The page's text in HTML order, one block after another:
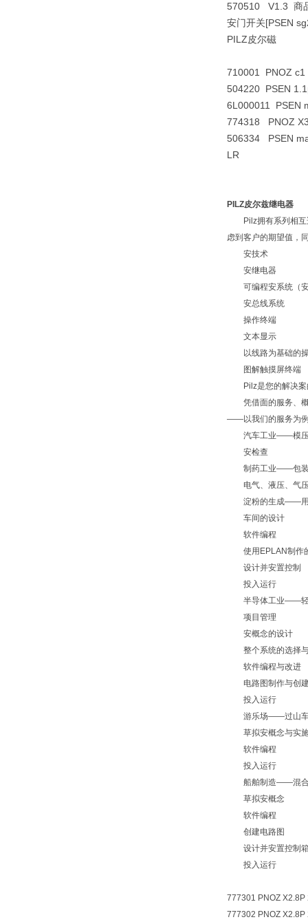
570510 V1.3 商
安门开关[PSEN
PILZ皮尔磁
710001 PNOZ c1
504220 PSEN
6L000011 PSEN
774318 PNOZ
506334 PSEN
LR
PILZ皮尔兹继电器
Pilz拥有系列相互
虑到客户的期望值，
安技术
安继电器
可编程安系统（
安总线系统
操作终端
文本显示
以线路为基础的操
图解触摸屏终端
Pilz是您的解决案
凭借面的服务、概
——以我们的服务为
汽车工业——模压
安检查
制药工业——包装
电气、液压、气压
淀粉的生成——用
车间的设计
软件编程
使用EPLAN制作
设计并安置控制
投入运行
半导体工业——轻
项目管理
安概念的设计
整个系统的选择
软件编程与改进
电路图制作与创
投入运行
游乐场——过山
草拟安概念与实
软件编程
投入运行
船舶制造——混合
草拟安概念
软件编程
创建电路图
设计并安置控制
投入运行
777301 PNOZ
777302 PNOZ